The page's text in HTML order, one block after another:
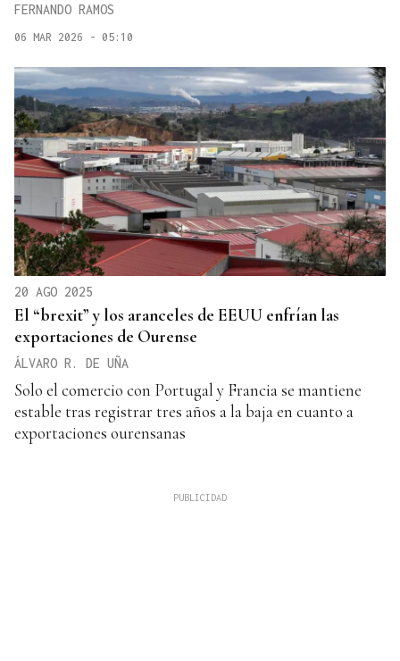
FERNANDO RAMOS
06 MAR 2026 - 05:10
20 AGO 2025
El “brexit” y los aranceles de EEUU enfrían las
exportaciones de Ourense
ÁLVARO R. DE UÑA
Solo el comercio con Portugal y Francia se mantiene
estable tras registrar tres años a la baja en cuanto a
exportaciones ourensanas